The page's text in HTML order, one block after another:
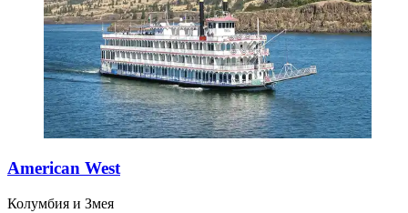
American West
Колумбия и Змея